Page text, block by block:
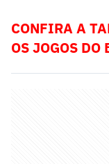
CONFIRA A
OS JOGOS